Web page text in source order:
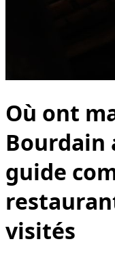
Où ont
Bourdain
guide
visités